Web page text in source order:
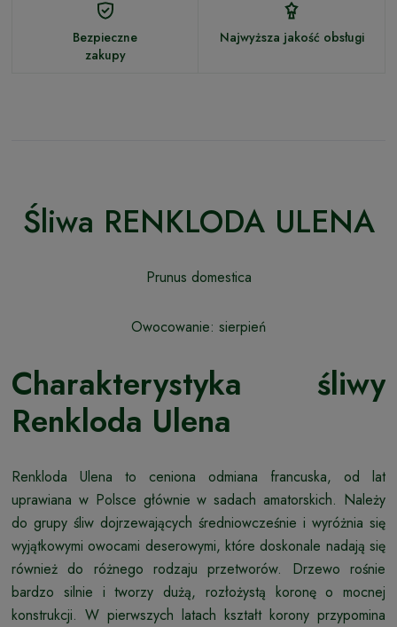
Bezpieczne
zakupy
Najwyższa jakość obsługi
Śliwa RENKLODA ULENA
Prunus domestica
Owocowanie: sierpień
Charakterystyka śliwy
Renkloda Ulena
Renkloda Ulena to ceniona odmiana francuska, od lat
uprawiana w Polsce głównie w sadach amatorskich. Należy
do grupy śliw dojrzewających średniowcześnie i wyróżnia się
wyjątkowymi owocami deserowymi, które doskonale nadają się
również do różnego rodzaju przetworów. Drzewo rośnie
bardzo silnie i tworzy dużą, rozłożystą koronę o mocnej
konstrukcji. W pierwszych latach kształt korony przypomina